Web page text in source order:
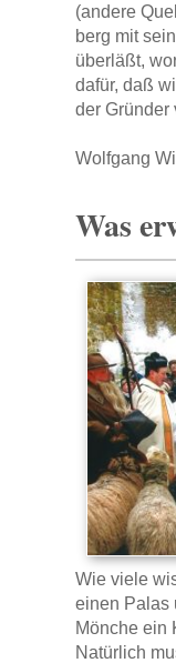
(andere
berg mit
überläßt,
dafür, daß
der Gründer
Wolfgang
Was
Wie viele
einen Palas
Mönche ein
Natürlich